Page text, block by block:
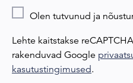
Olen tutvunud ja
Lehte kaitstakse
rakenduvad Google
kasutustingimused.